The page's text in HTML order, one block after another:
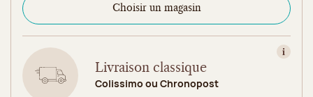
Choisir un magasin
Livraison classique
Colissimo ou Chronopost